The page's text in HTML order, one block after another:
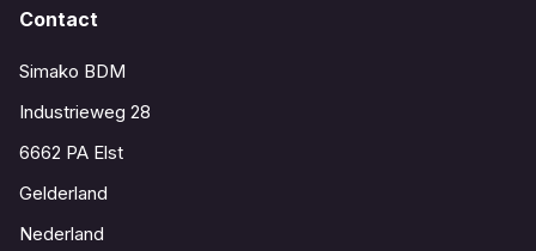
Contact
Simako BDM
Industrieweg 28
6662 PA Elst
Gelderland
Nederland